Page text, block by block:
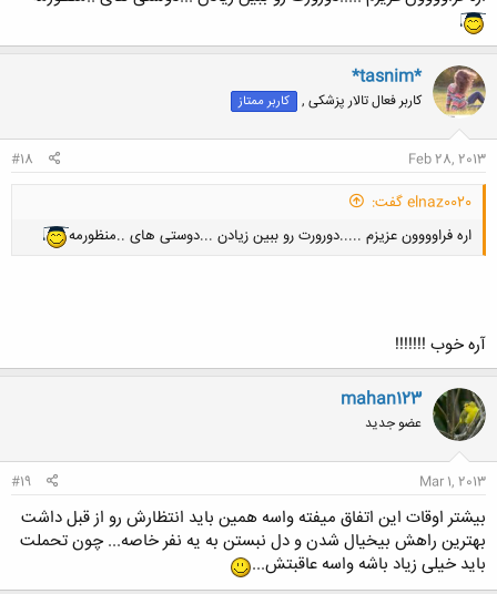
*tasnim*
کاربر فعال تالار پزشکی , کاربر ممتاز
Feb 28, 2013
#18
elnaz0020 گفت:
اره فراوووون عزیزم .....دورورت رو ببین زیادن ...دوستی های ..منظورمه
آره خوب !!!!!!!
mahan123
عضو جدید
Mar 1, 2013
#19
بیشتر اوقات این اتفاق میفته واسه همین باید انتظارش رو از قبل داشت
بهترین راهش بیخیال شدن و دل نبستن به یه نفر خاصه... چون تحملت
باید خیلی زیاد باشه واسه عاقبتش...